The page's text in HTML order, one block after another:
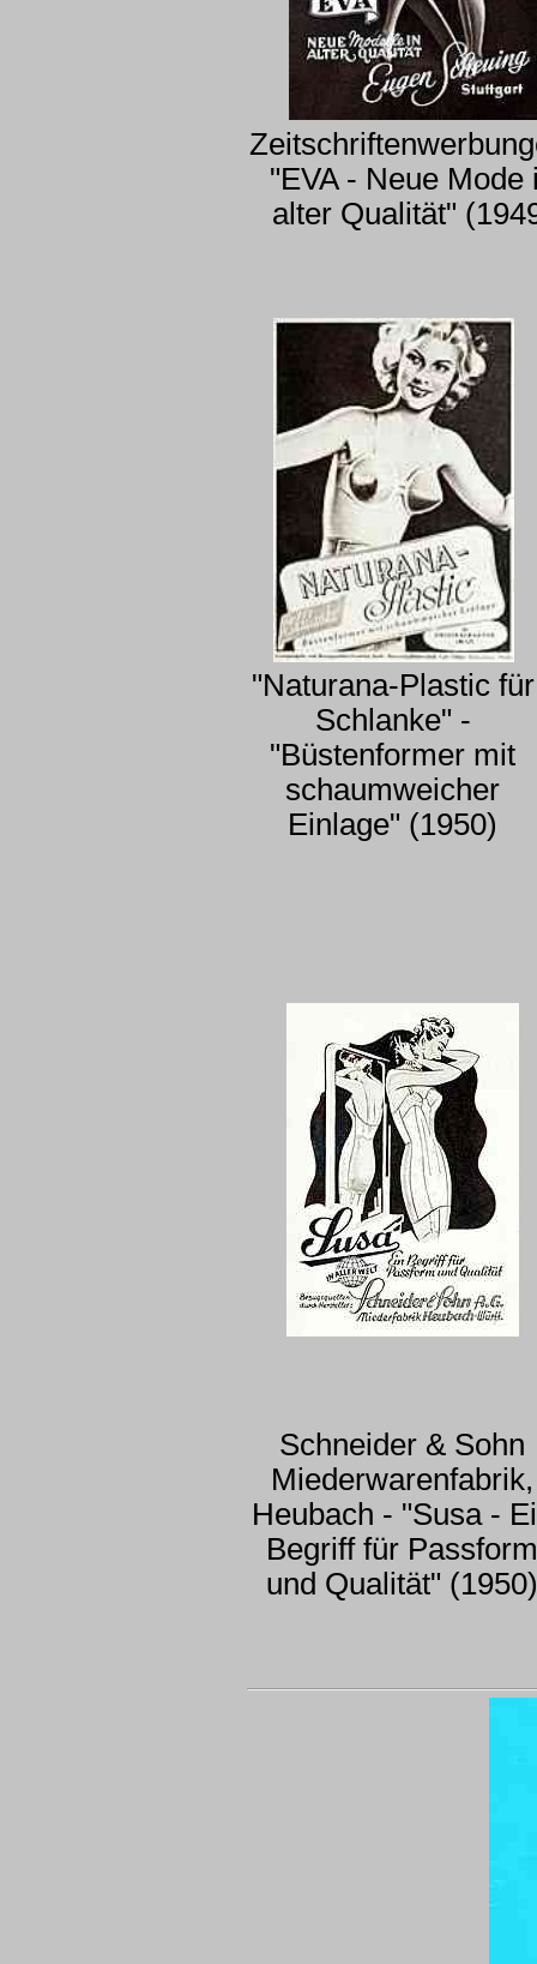
"EVA - Neue Mode
alter Qualität"
"Naturana-Plastic für
Schlanke" -
"Büstenformer mit
schaumweicher
Einlage" (1950)
Schneider & Sohn
Miederwarenfabrik,
Heubach - "Susa -
Begriff für
und Qualität"